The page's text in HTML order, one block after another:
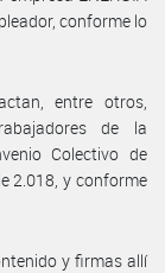
conforme lo
entre otros,
de la
Colectivo de
2.018, y conforme
y firmas allí